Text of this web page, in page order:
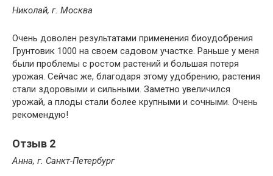
Николай, г. Москва
Очень доволен результатами применения биоудобрения
Грунтовик 1000 на своем садовом участке. Раньше у меня
были проблемы с ростом растений и большая потеря
урожая. Сейчас же, благодаря этому удобрению, растения
стали здоровыми и сильными. Заметно увеличился
урожай, а плоды стали более крупными и сочными. Очень
рекомендую!
Отзыв 2
Анна, г. Санкт-Петербург